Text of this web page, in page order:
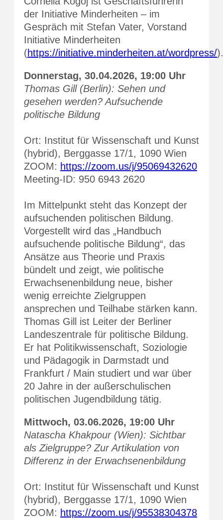
der Initiative Minderheiten – im
Gespräch mit Stefan Vater, Vorstand
Initiative Minderheiten
(https://initiative.minderheiten.at/wordpress/).
Donnerstag, 30.04.2026, 19:00 Uhr
Thomas Gill (Berlin): Sehen und
gesehen werden? Aufsuchende
politische Bildung
Ort: Institut für Wissenschaft und Kunst
(hybrid), Berggasse 17/1, 1090 Wien
ZOOM: https://zoom.us/j/95069432620
Meeting-ID: 950 6943 2620
Im Mittelpunkt steht das Konzept der
aufsuchenden politischen Bildung.
Vorgestellt wird das „Handbuch
aufsuchende politische Bildung“, das
Ansätze aus Theorie und Praxis
bündelt und zeigt, wie politische
Erwachsenenbildung neue, bisher
wenig erreichte Zielgruppen
ansprechen und Teilhabe stärken kann.
Thomas Gill ist Leiter der Berliner
Landeszentrale für politische Bildung.
Er hat Politikwissenschaft, Soziologie
und Pädagogik in Darmstadt und
Frankfurt / Main studiert und war über
20 Jahre in der außerschulischen
politischen Jugendbildung tätig.
Mittwoch, 03.06.2026, 19:00 Uhr
Natascha Khakpour (Wien): Sichtbar
als Zielgruppe? Zur Artikulation von
Differenz in der Erwachsenenbildung
Ort: Institut für Wissenschaft und Kunst
(hybrid), Berggasse 17/1, 1090 Wien
ZOOM: https://zoom.us/j/95538304378